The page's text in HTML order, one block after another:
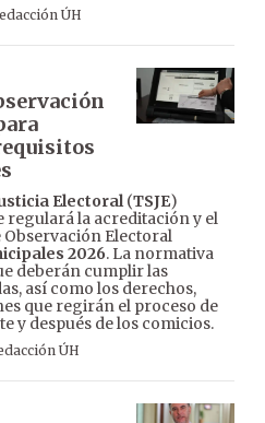
ÚH
Electoral(TSJE)
regulará la acreditación y el
Observación Electoral
2026. La normativa
deberán cumplir las
así como los derechos,
que regirán el proceso de
y después de los comicios.
ÚH